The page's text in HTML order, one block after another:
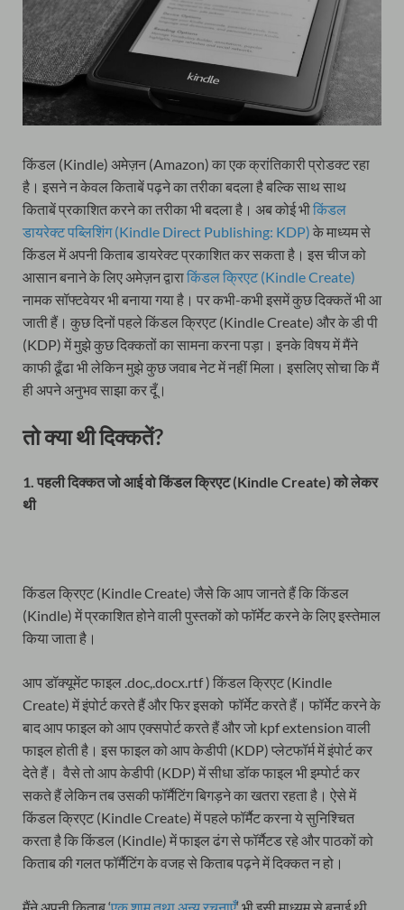
किंडल (Kindle) अमेज़न (Amazon) का एक क्रांतिकारी प्रोडक्ट रहा
है। इसने न केवल किताबें पढ़ने का तरीका बदला है बल्कि साथ साथ
किताबें प्रकाशित करने का तरीका भी बदला है। अब कोई भीकिंडल
डायरेक्ट पब्लिशिंग (Kindle Direct Publishing: KDP) के माध्यम से
किंडल में अपनी किताब डायरेक्ट प्रकाशित कर सकता है। इस चीज को
आसान बनाने के लिए अमेज़न द्वाराकिंडल क्रिएट (Kindle Create)
नामक सॉफ्टवेयर भी बनाया गया है। पर कभी-कभी इसमें कुछ दिक्कतें भी आ
जाती हैं। कुछ दिनों पहले किंडल क्रिएट (Kindle Create) और के डी पी
(KDP) में मुझे कुछ दिक्कतों का सामना करना पड़ा। इनके विषय में मैंने
काफी ढूँढा भी लेकिन मुझे कुछ जवाब नेट में नहीं मिला। इसलिए सोचा कि मैं
ही अपने अनुभव साझा कर दूँ।
तो क्या थी दिक्कतें?
1. पहली दिक्कत जो आई वो किंडल क्रिएट (Kindle Create) को लेकर
थी
किंडल क्रिएट (Kindle Create) जैसे कि आप जानते हैं कि किंडल
(Kindle) में प्रकाशित होने वाली पुस्तकों को फॉर्मेट करने के लिए इस्तेमाल
किया जाता है।
आप डॉक्यूमेंट फाइल .doc,.docx.rtf ) किंडल क्रिएट (Kindle
Create) में इंपोर्ट करते हैं और फिर इसको फॉर्मेट करते हैं। फॉर्मेट करने के
बाद आप फाइल को आप एक्सपोर्ट करते हैं और जो kpf extension वाली
फाइल होती है। इस फाइल को आप केडीपी (KDP) प्लेटफॉर्म में इंपोर्ट कर
देते हैं। वैसे तो आप केडीपी (KDP) में सीधा डॉक फाइल भी इम्पोर्ट कर
सकते हैं लेकिन तब उसकी फॉर्मैटिंग बिगड़ने का खतरा रहता है। ऐसे में
किंडल क्रिएट (Kindle Create) में पहले फॉर्मैट करना ये सुनिश्चित
करता है कि किंडल (Kindle) में फाइल ढंग से फॉर्मैटड रहे और पाठकों को
किताब की गलत फॉर्मैटिंग के वजह से किताब पढ़ने में दिक्कत न हो।
मैंने अपनी किताब ‘एक शाम तथा अन्य रचनाएँ‘ भी इसी माध्यम से बनाई थी